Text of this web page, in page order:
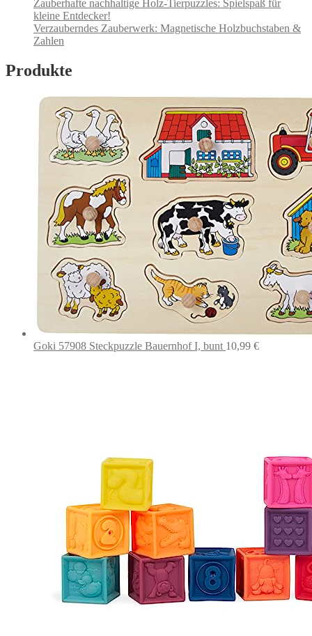
Zauberhafte nachhaltige Holz-Tierpuzzles: Spielspaß für
kleine Entdecker!
Verzauberndes Zauberwerk: Magnetische Holzbuchstaben &
Zahlen
Produkte
Goki 57908 Steckpuzzle Bauernhof I, bunt 10,99 €